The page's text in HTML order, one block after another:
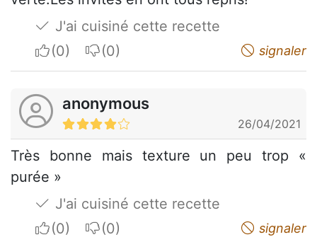
J'ai cuisiné cette recette
I apreciateI do not appreciate signaler
anonymous
26/04/2021
Très bonne mais texture un peu trop «
purée »
J'ai cuisiné cette recette
I apreciateI do not appreciate signaler